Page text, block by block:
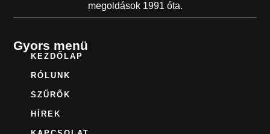
megoldások 1991 óta.
Gyors menü
KEZDŐLAP
RÓLUNK
SZŰRŐK
HÍREK